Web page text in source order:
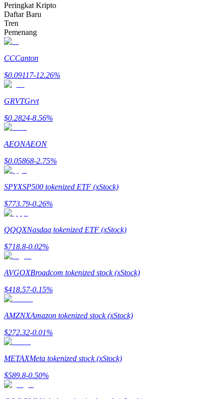
Informasi
Panduan Pemula Berjangka
Strategi perdagangan
Pelajari cara untuk tetap menghasilkan keuntungan
Peringkat Kripto
Daftar Baru
Tren
Pemenang
CCCanton
$0.09117-12.26%
GRVTGrvt
$0.2824-8.56%
AEONAEON
$0.05868-2.75%
SPYXSP500 tokenized ETF (xStock)
$773.79-0.26%
QQQXNasdaq tokenized ETF (xStock)
$718.8-0.02%
AVGOXBroadcom tokenized stock (xStock)
$418.57-0.15%
AMZNXAmazon tokenized stock (xStock)
$272.32-0.01%
METAXMeta tokenized stock (xStock)
$589.8-0.50%